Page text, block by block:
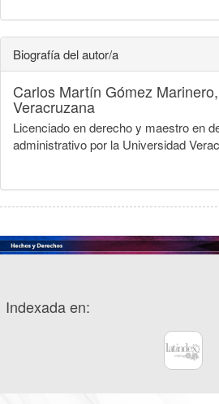
Biografía del autor/a
Carlos Martín Gómez Marinero,
Veracruzana
Licenciado en derecho y maestro en
administrativo por la Universidad
Indexada en: